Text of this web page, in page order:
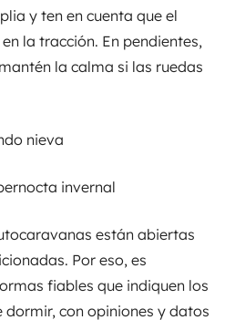
y ten en cuenta que el
la tracción. En pendientes,
la calma si las ruedas
nieva
invernal
están abiertas
Por eso, es
fiables que indiquen los
dormir, con opiniones y datos